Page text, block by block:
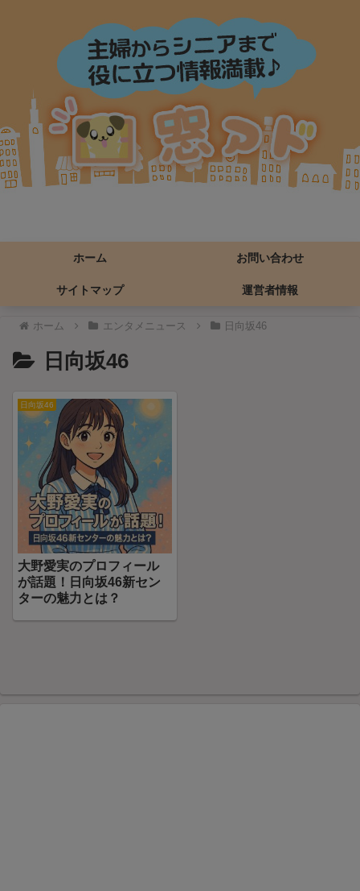
ホーム お問い合わせ
サイトマップ 運営者情報
ホーム エンタメニュース 日向坂46
日向坂46
日向坂46
大野愛実のプロフィール
が話題！日向坂46新セン
ターの魅力とは？